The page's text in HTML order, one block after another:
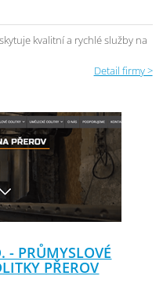
kvalitní a rychlé služby na
Detail firmy >
- PRŮMYSLOVÉ
PŘEROV